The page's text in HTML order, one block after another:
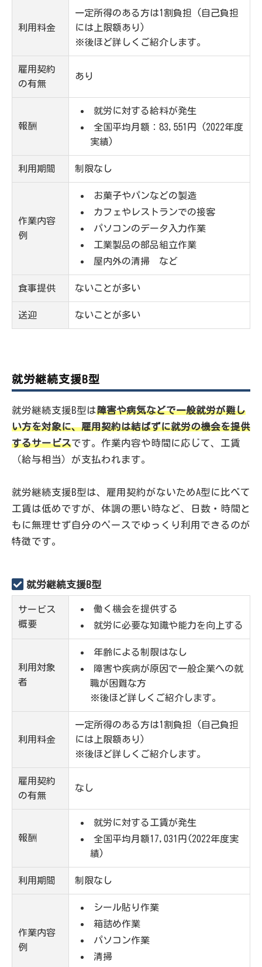
利用料金
一定所得のある方は1割負担 (自己負担
には上限額あり)
※後ほど詳しくご紹介します。
雇用契約
の有無
あり
報酬
就労に対する給料が発生
全国平均月額：83,551円 (2022年度
実績)
利用期間 制限なし
作業内容
例
お菓子やパンなどの製造
カフェやレストランでの接客
パソコンのデータ入力作業
工業製品の部品組立作業
屋内外の清掃 など
食事提供 ないことが多い
送迎 ないことが多い
就労継続支援B型
就労継続支援B型は障害や病気などで一般就労が難し
い方を対象に、雇用契約は結ばずに就労の機会を提供
するサービスです。作業内容や時間に応じて、工賃
（給与相当）が支払われます。
就労継続支援B型は、雇用契約がないためA型に比べて
工賃は低めですが、体調の悪い時など、日数・時間と
もに無理せず自分のペースでゆっくり利用できるのが
特徴です。
就労継続支援B型
サービス
概要
働く機会を提供する
就労に必要な知識や能力を向上する
利用対象
者
年齢による制限はなし
障害や疾病が原因で一般企業への就
職が困難な方
※後ほど詳しくご紹介します。
利用料金
一定所得のある方は1割負担 (自己負担
には上限額あり)
※後ほど詳しくご紹介します。
雇用契約
の有無
なし
報酬
就労に対する工賃が発生
全国平均月額17,031円(2022年度実
績)
利用期間 制限なし
作業内容
例
シール貼り作業
箱詰め作業
パソコン作業
清掃